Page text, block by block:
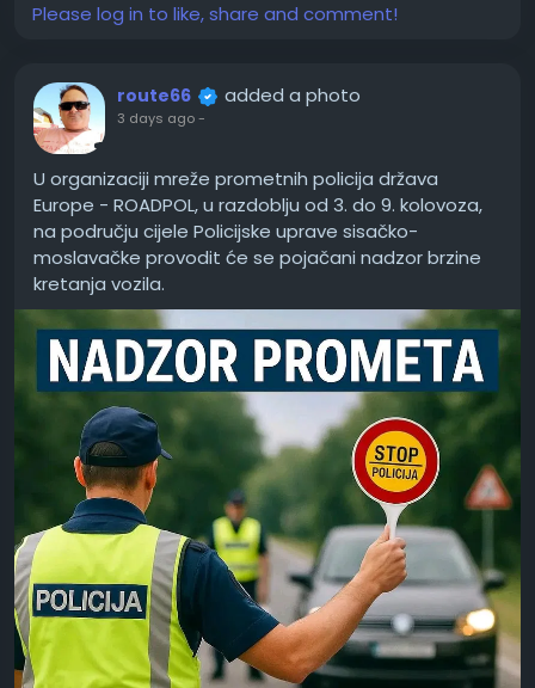
Please log in to like, share and comment!
route66 added a photo
3 days ago-
U organizaciji mreže prometnih policija država
Europe - ROADPOL, u razdoblju od 3. do 9. kolovoza,
na području cijele Policijske uprave sisačko-
moslavačke provodit će se pojačani nadzor brzine
kretanja vozila.